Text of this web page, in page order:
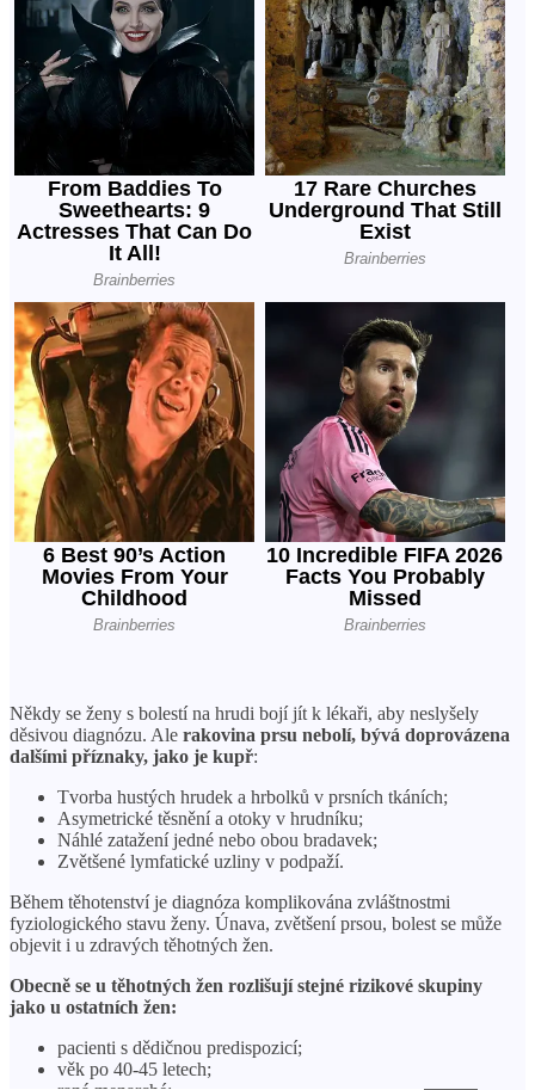
Někdy se ženy s bolestí na hrudi bojí jít k lékaři, aby neslyšely
děsivou diagnózu. Ale rakovina prsu nebolí, bývá doprovázena
dalšími příznaky, jako je kupř:
Tvorba hustých hrudek a hrbolků v prsních tkáních;
Asymetrické těsnění a otoky v hrudníku;
Náhlé zatažení jedné nebo obou bradavek;
Zvětšené lymfatické uzliny v podpaží.
Během těhotenství je diagnóza komplikována zvláštnostmi
fyziologického stavu ženy. Únava, zvětšení prsou, bolest se může
objevit i u zdravých těhotných žen.
Obecně se u těhotných žen rozlišují stejné rizikové skupiny
jako u ostatních žen:
pacienti s dědičnou predispozicí;
věk po 40-45 letech;